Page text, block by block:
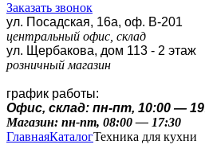
Заказать звонок
ул. Посадская, 16а, оф. В-201
центральный офис, склад
ул. Щербакова, дом 113 - 2 этаж
розничный магазин
график работы:
Офис, склад: пн-пт, 10:00 —
Магазин: пн-пт, 08:00 — 17:30
ГлавнаяКаталогТехника для кухни